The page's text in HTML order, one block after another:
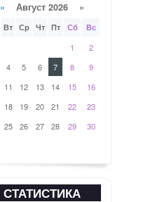
« Август 2026 »
Вт Ср Чт Пт Сб Вс
1
2
4 5 6 7 8
9
11 12 13 14 15
16
18 19 20 21 22
23
25 26 27 28 29
30
СТАТИСТИКА